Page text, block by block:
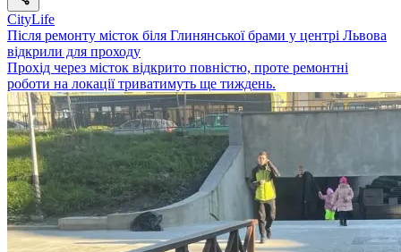
CityLife
Після ремонту місток біля Глинянської брами у центрі Львова
відкрили для проходу
Прохід через місток відкрито повністю, проте ремонтні
роботи на локації триватимуть ще тиждень.